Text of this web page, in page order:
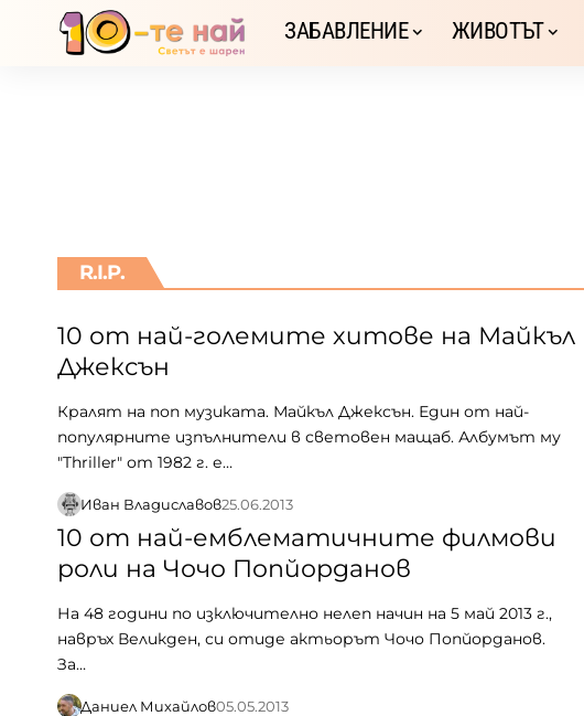
ЗАБАВЛЕНИЕ ЖИВОТЪТ
R.I.P.
10 от най-големите хитове на Майкъл
Джексън
Кралят на поп музиката. Майкъл Джексън. Един от най-
популярните изпълнители в световен мащаб. Албумът му
"Thriller" от 1982 г. е…
Иван Владиславов25.06.2013
10 от най-емблематичните филмови
роли на Чочо Попйорданов
На 48 години по изключително нелеп начин на 5 май 2013 г.,
навръх Великден, си отиде актьорът Чочо Попйорданов.
За…
Даниел Михайлов05.05.2013